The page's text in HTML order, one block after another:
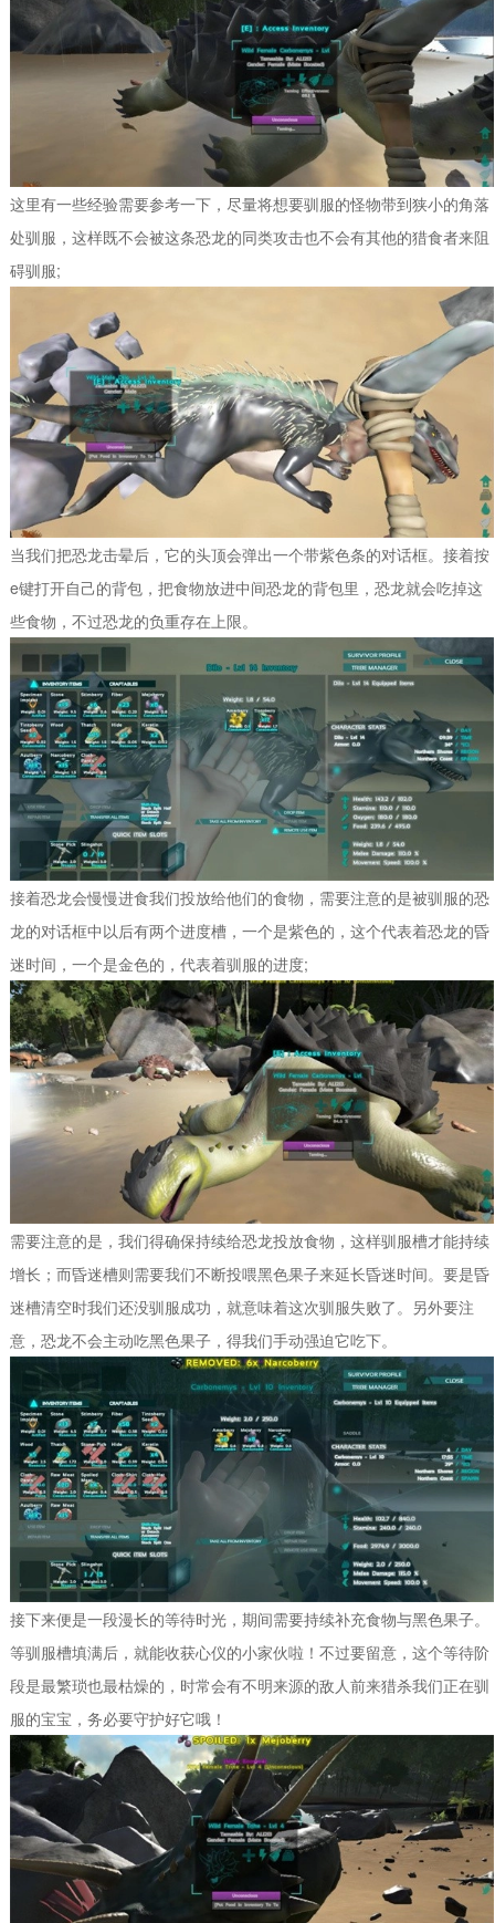
这里有一些经验需要参考一下，尽量将想要驯服的怪物带到狭小的角落
处驯服，这样既不会被这条恐龙的同类攻击也不会有其他的猎食者来阻
碍驯服;
当我们把恐龙击晕后，它的头顶会弹出一个带紫色条的对话框。接着按
e键打开自己的背包，把食物放进中间恐龙的背包里，恐龙就会吃掉这
些食物，不过恐龙的负重存在上限。
接着恐龙会慢慢进食我们投放给他们的食物，需要注意的是被驯服的恐
龙的对话框中以后有两个进度槽，一个是紫色的，这个代表着恐龙的昏
迷时间，一个是金色的，代表着驯服的进度;
需要注意的是，我们得确保持续给恐龙投放食物，这样驯服槽才能持续
增长；而昏迷槽则需要我们不断投喂黑色果子来延长昏迷时间。要是昏
迷槽清空时我们还没驯服成功，就意味着这次驯服失败了。另外要注
意，恐龙不会主动吃黑色果子，得我们手动强迫它吃下。
接下来便是一段漫长的等待时光，期间需要持续补充食物与黑色果子。
等驯服槽填满后，就能收获心仪的小家伙啦！不过要留意，这个等待阶
段是最繁琐也最枯燥的，时常会有不明来源的敌人前来猎杀我们正在驯
服的宝宝，务必要守护好它哦！